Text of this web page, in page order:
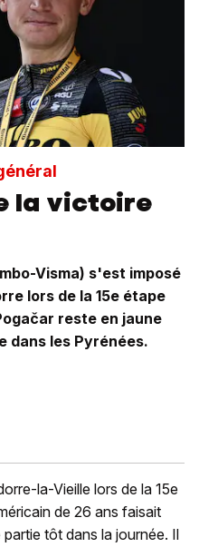
la victoire
Visma) s'est imposé
lors de la 15e étape
reste en jaune
dans les Pyrénées.
la-Vieille lors de la 15e
de 26 ans faisait
tôt dans la journée. Il